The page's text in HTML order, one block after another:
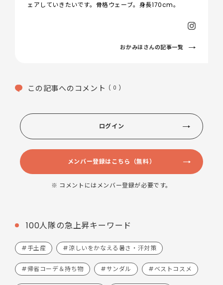
ェアしていきたいです。骨格ウェーブ。身長170cm。
おかみほさんの記事一覧
この記事へのコメント ( 0 )
ログイン
メンバー登録はこちら（無料）
※ コメントにはメンバー登録が必要です。
100人隊の急上昇キーワード
#手土産 #涼しいをかなえる暑さ・汗対策
#帰省コーデ＆持ち物 #サンダル #ベストコスメ